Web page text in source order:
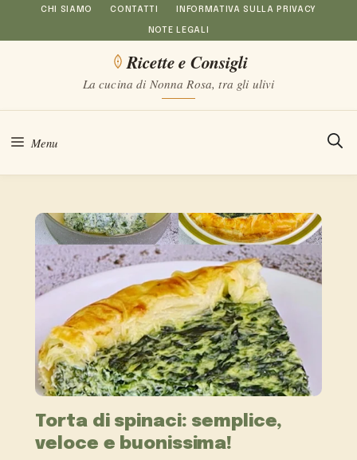
al
CHI SIAMO CONTATTI INFORMATIVA SULLA PRIVACY
NOTE LEGALI
Ricette e Consigli
La cucina di Nonna Rosa, tra gli ulivi
Menu
Torta di spinaci: semplice,
veloce e buonissima!